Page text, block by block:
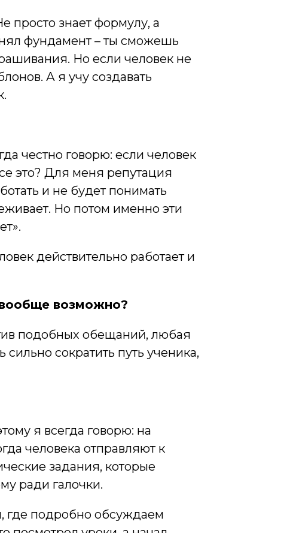
просто знает формулу, а
фундамент – ты сможешь
Но если человек не
А я учу создавать
честно говорю: если человек
это? Для меня репутация
и не будет понимать
Но потом именно эти
действительно работает и
возможно?
подобных обещаний, любая
сократить путь ученика,
я всегда говорю: на
человека отправляют к
задания, которые
ради галочки.
где подробно обсуждаем